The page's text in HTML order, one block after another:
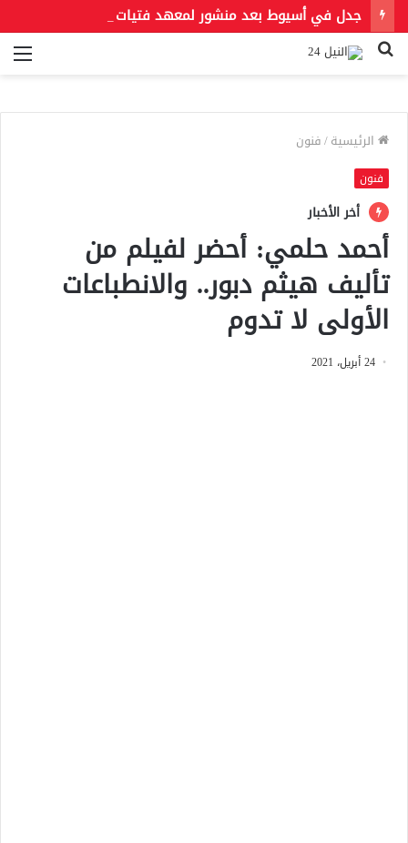
بحث
الرئيسية/فنون
فنون
أخر الأخبار
أحمد حلمي: أحضر لفيلم من
تأليف هيثم دبور.. والانطباعات
الأولى لا تدوم
24 أبريل، 2021